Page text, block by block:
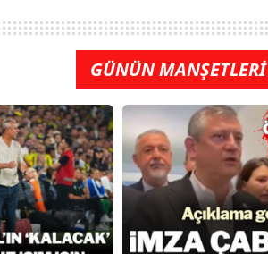
GÜNÜN MANŞETLERİ